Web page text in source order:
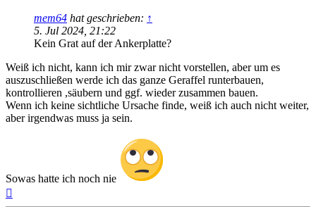
mem64 hat geschrieben: ↑
5. Jul 2024, 21:22
Kein Grat auf der Ankerplatte?
Weiß ich nicht, kann ich mir zwar nicht vorstellen, aber um es
auszuschließen werde ich das ganze Geraffel runterbauen,
kontrollieren ,säubern und ggf. wieder zusammen bauen.
Wenn ich keine sichtliche Ursache finde, weiß ich auch nicht weiter,
aber irgendwas muss ja sein.
Sowas hatte ich noch nie